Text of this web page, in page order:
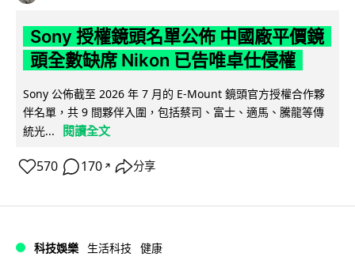
Sony 授權鏡頭名單公佈 中國廠平價鏡
頭全數缺席 Nikon 已告唯卓仕侵權
Sony 公佈截至 2026 年 7 月的 E-Mount 鏡頭官方授權合作夥
伴名單，共 9 間夥伴入圍，包括蔡司、富士、適馬、騰龍等傳
統光...
閱讀全文
570 170 ↗ 分享
科技娛樂 生活科技 健康